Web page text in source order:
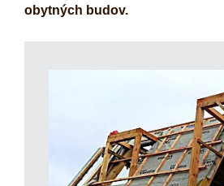
obytných budov.